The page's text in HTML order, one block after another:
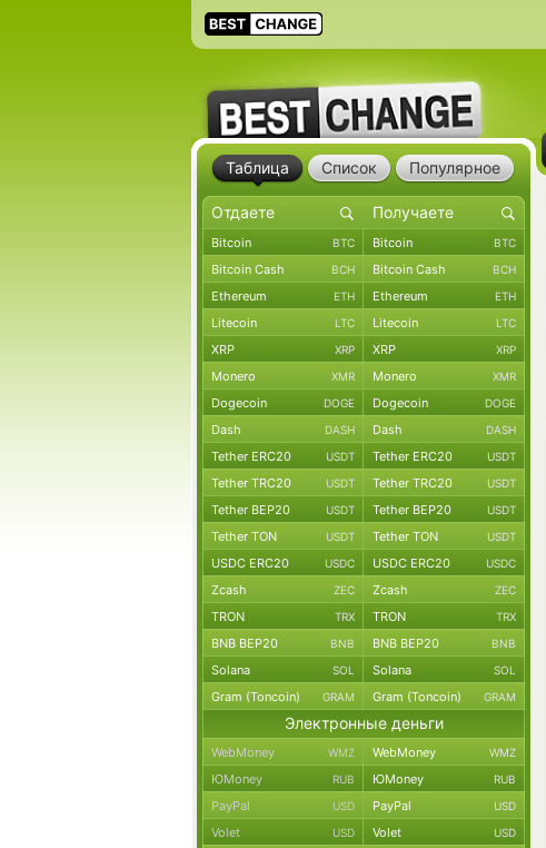
Таблица Список Популярное
Bitcoin BTC Bitcoin BTC
Bitcoin Cash BCH Bitcoin Cash BCH
Ethereum ETH Ethereum ETH
Litecoin LTC Litecoin LTC
XRP XRP XRP XRP
Monero XMR Monero XMR
Dogecoin DOGE Dogecoin DOGE
Dash DASH Dash DASH
Tether ERC20 USDT Tether ERC20 USDT
Tether TRC20 USDT Tether TRC20 USDT
Tether BEP20 USDT Tether BEP20 USDT
Tether TON USDT Tether TON USDT
USDC ERC20 USDC USDC ERC20 USDC
Zcash ZEC Zcash ZEC
TRON TRX TRON TRX
BNB BEP20 BNB BNB BEP20 BNB
Solana SOL Solana SOL
Gram (Toncoin) GRAM Gram (Toncoin) GRAM
Электронные деньги
WebMoney WMZ WebMoney WMZ
ЮMoney RUB ЮMoney RUB
PayPal USD PayPal USD
Volet USD Volet USD